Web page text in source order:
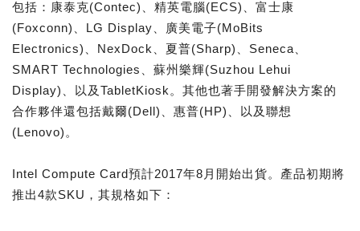
包括：康泰克(Contec)、精英電腦(ECS)、富士康
(Foxconn)、LG Display、廣美電子(MoBits
Electronics)、NexDock、夏普(Sharp)、Seneca、
SMART Technologies、蘇州樂輝(Suzhou Lehui
Display)、以及TabletKiosk。其他也著手開發解決方案的
合作夥伴還包括戴爾(Dell)、惠普(HP)、以及聯想
(Lenovo)。
Intel Compute Card預計2017年8月開始出貨。產品初期將
推出4款SKU，其規格如下：